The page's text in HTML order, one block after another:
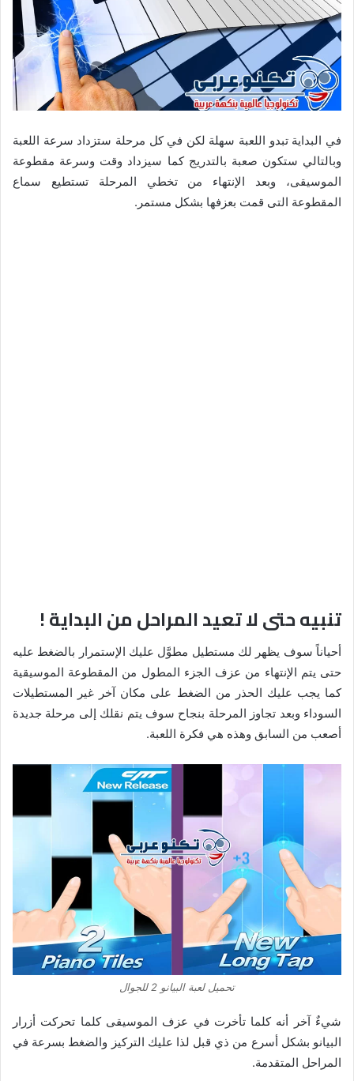
في البداية تبدو اللعبة سهلة لكن في كل مرحلة ستزداد سرعة اللعبة
وبالتالي ستكون صعبة بالتدريج كما سيزداد وقت وسرعة مقطوعة
الموسيقى، وبعد الإنتهاء من تخطي المرحلة تستطيع سماع
المقطوعة التى قمت بعزفها بشكل مستمر.
تنبيه حتى لا تعيد المراحل من البداية !
أحياناً سوف يظهر لك مستطيل مطوَّل عليك الإستمرار بالضغط عليه
حتى يتم الإنتهاء من عزف الجزء المطول من المقطوعة الموسيقية
كما يجب عليك الحذر من الضغط على مكان آخر غير المستطيلات
السوداء وبعد تجاوز المرحلة بنجاح سوف يتم نقلك إلى مرحلة جديدة
أصعب من السابق وهذه هي فكرة اللعبة.
تحميل لعبة البيانو 2 للجوال
شيءٌ آخر أنه كلما تأخرت في عزف الموسيقى كلما تحركت أزرار
البيانو بشكل أسرع من ذي قبل لذا عليك التركيز والضغط بسرعة في
المراحل المتقدمة.